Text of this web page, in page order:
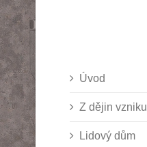
Úvod
Z dějin vzniku
Lidový dům